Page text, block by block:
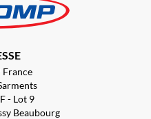
France
- Lot 9
Beaubourg